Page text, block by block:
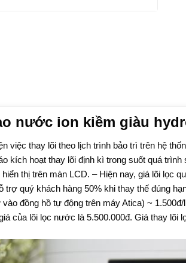
nước ion kiềm giàu
việc thay lõi theo lịch trình bảo trì trên hệ
kích hoạt thay lõi định kì trong suốt quá
thị trên màn LCD. – Hiện nay, giá lõi lọc
trợ quý khách hàng 50% khi thay thế đúng
đồng hồ tự động trên máy Atica) ~
của lõi lọc nước là 5.500.000đ. Giá thay